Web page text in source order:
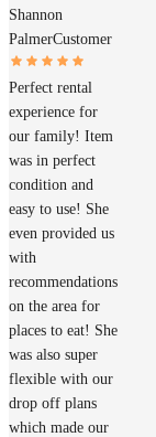
Shannon
PalmerCustomer
Perfect rental
experience for
our family! Item
was in perfect
condition and
easy to use! She
even provided us
with
recommendations
on the area for
places to eat! She
was also super
flexible with our
drop off plans
which made our